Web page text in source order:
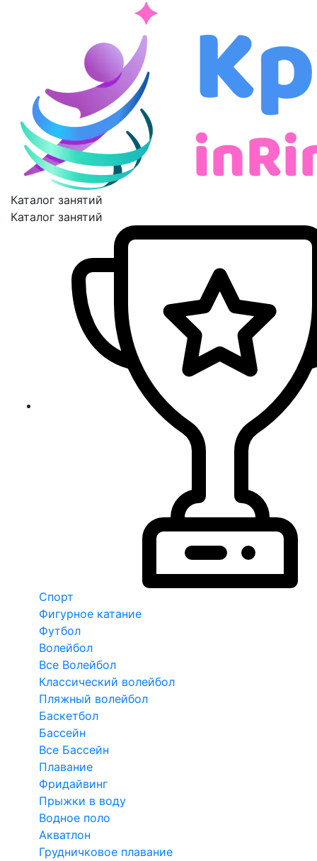
Каталог занятий
Каталог занятий
Спорт
Фигурное катание
Футбол
Волейбол
Все Волейбол
Классический волейбол
Пляжный волейбол
Баскетбол
Бассейн
Все Бассейн
Плавание
Фридайвинг
Прыжки в воду
Водное поло
Акватлон
Грудничковое плавание